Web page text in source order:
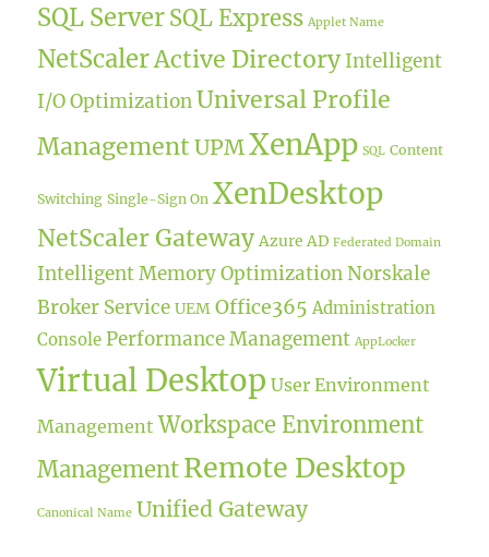
SQL ServerSQL Express Applet Name
NetScalerActive Directory Intelligent
I/O Optimization Universal Profile
Management UPMXenApp SQL Content
Switching Single-Sign On XenDesktop
NetScaler Gateway Azure AD Federated Domain
Intelligent Memory Optimization Norskale
Broker Service UEM Office365 Administration
Console Performance Management AppLocker
Virtual Desktop User Environment
Management Workspace Environment
ManagementRemote Desktop
Canonical Name Unified Gateway